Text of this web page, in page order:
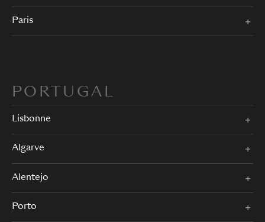
Paris
PORTUGAL
Lisbonne
Algarve
Alentejo
Porto